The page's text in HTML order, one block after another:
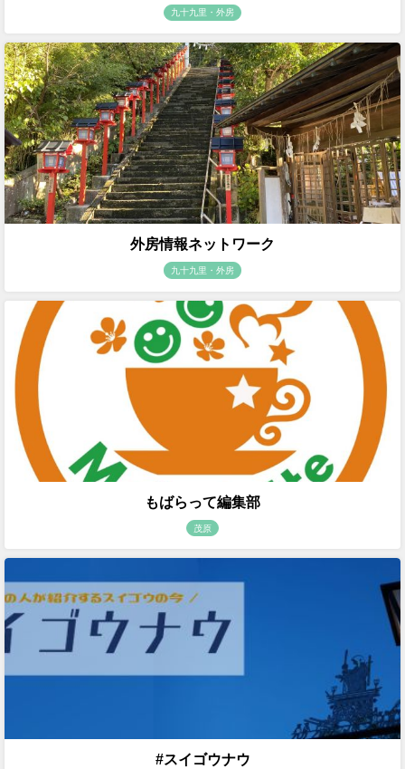
九十九里・外房
外房情報ネットワーク
九十九里・外房
もばらって編集部
茂原
#スイゴウナウ